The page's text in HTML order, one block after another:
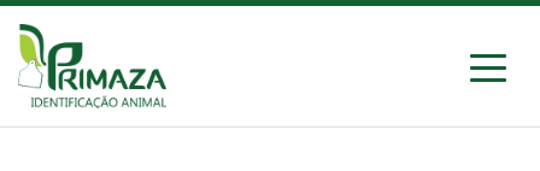
Ir
para
conteúdo
Primaza
Identificação Animal